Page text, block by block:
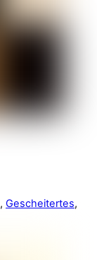
, Gescheitertes,